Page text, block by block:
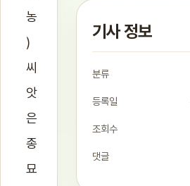
농
)
씨
앗
은
종
묘
기사 정보
분류
등록일
조회수
댓글